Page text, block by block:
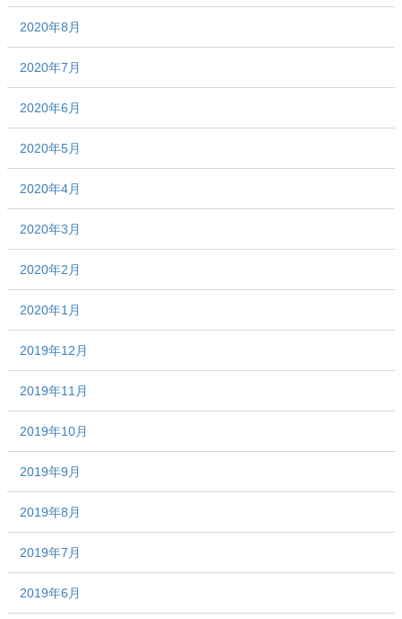
2020年8月
2020年7月
2020年6月
2020年5月
2020年4月
2020年3月
2020年2月
2020年1月
2019年12月
2019年11月
2019年10月
2019年9月
2019年8月
2019年7月
2019年6月